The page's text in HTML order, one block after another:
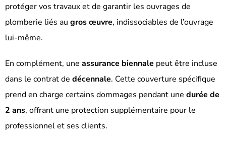
protéger vos travaux et de garantir les ouvrages de
plomberie liés au gros œuvre, indissociables de l’ouvrage
lui-même.
En complément, une assurance biennale peut être incluse
dans le contrat de décennale. Cette couverture spécifique
prend en charge certains dommages pendant une durée de
2 ans, offrant une protection supplémentaire pour le
professionnel et ses clients.